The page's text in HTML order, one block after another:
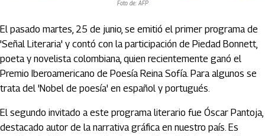
Foto de: AFP
El pasado martes, 25 de junio, se emitió el primer programa de
'Señal Literaria' y contó con la participación de Piedad Bonnett,
poeta y novelista colombiana, quien recientemente ganó el
Premio Iberoamericano de Poesía Reina Sofía. Para algunos se
trata del 'Nobel de poesía' en español y portugués.
El segundo invitado a este programa literario fue Óscar Pantoja,
destacado autor de la narrativa gráfica en nuestro país. Es